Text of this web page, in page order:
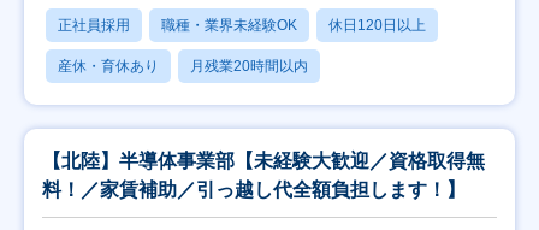
正社員採用 職種・業界未経験OK 休日120日以上
産休・育休あり 月残業20時間以内
【北陸】半導体事業部【未経験大歓迎／資格取得無
料！／家賃補助／引っ越し代全額負担します！】